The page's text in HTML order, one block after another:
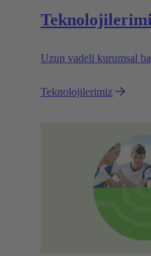
Uzun vadeli kurumsal
Teknolojilerimiz